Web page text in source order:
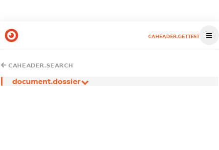
CAHEADER.GETTEST
CAHEADER.SEARCH
document.dossier